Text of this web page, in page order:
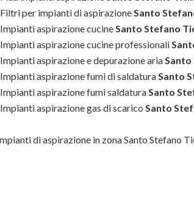
Filtri per impianti di aspirazioneSanto
Impianti aspirazione cucineSanto Stefano
Impianti aspirazione cucine professionali
Impianti aspirazione e depurazione ariaSanto
Impianti aspirazione fumi di saldaturaSanto
Impianti aspirazione fumi saldaturaSanto
Impianti aspirazione gas di scarico Santo